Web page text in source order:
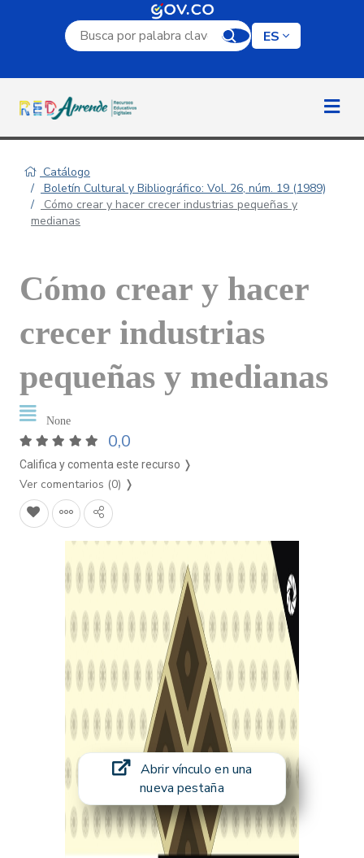
Campo de búsqueda por palabra clave
ES
Catálogo
Boletín Cultural y Bibliográfico: Vol. 26, núm. 19 (1989)
Cómo crear y hacer crecer industrias pequeñas y
medianas
Cómo crear y hacer
crecer industrias
pequeñas y medianas
None
0,0
Califica y comenta este recurso ❭
Ver comentarios (0) ❭
Abrir vínculo en una
nueva pestaña